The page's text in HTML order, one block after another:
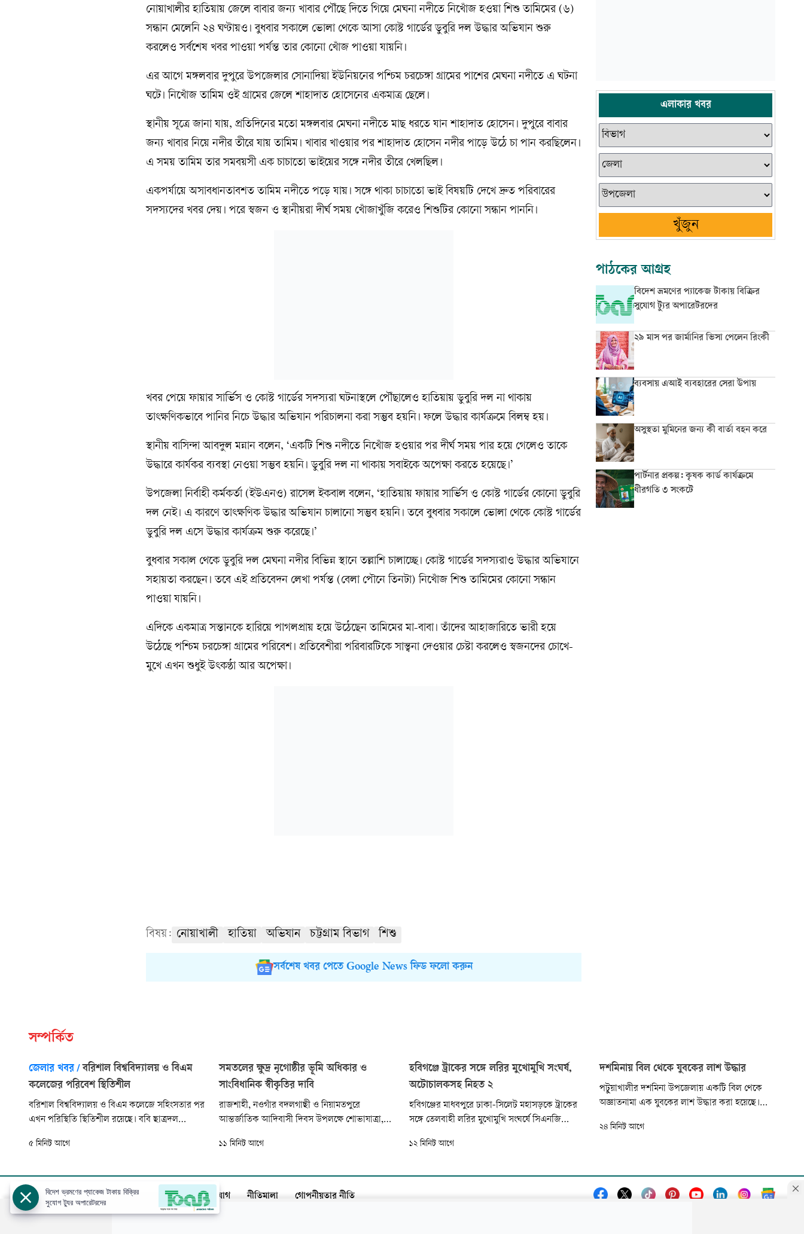
নোয়াখালীর হাতিয়ায় জেলে বাবার জন্য খাবার পৌঁছে দিতে গিয়ে মেঘনা নদীতে নিখোঁজ হওয়া শিশু তামিমের (৬)
সন্ধান মেলেনি ২৪ ঘণ্টায়ও। বুধবার সকালে ভোলা থেকে আসা কোস্ট গার্ডের ডুবুরি দল উদ্ধার অভিযান শুরু
করলেও সর্বশেষ খবর পাওয়া পর্যন্ত তার কোনো খোঁজ পাওয়া যায়নি।
এর আগে মঙ্গলবার দুপুরে উপজেলার সোনাদিয়া ইউনিয়নের পশ্চিম চরচেঙ্গা গ্রামের পাশের মেঘনা নদীতে এ ঘটনা
ঘটে। নিখোঁজ তামিম ওই গ্রামের জেলে শাহাদাত হোসেনের একমাত্র ছেলে।
স্থানীয় সূত্রে জানা যায়, প্রতিদিনের মতো মঙ্গলবার মেঘনা নদীতে মাছ ধরতে যান শাহাদাত হোসেন। দুপুরে বাবার
জন্য খাবার নিয়ে নদীর তীরে যায় তামিম। খাবার খাওয়ার পর শাহাদাত হোসেন নদীর পাড়ে উঠে চা পান করছিলেন।
এ সময় তামিম তার সমবয়সী এক চাচাতো ভাইয়ের সঙ্গে নদীর তীরে খেলছিল।
একপর্যায়ে অসাবধানতাবশত তামিম নদীতে পড়ে যায়। সঙ্গে থাকা চাচাতো ভাই বিষয়টি দেখে দ্রুত পরিবারের
সদস্যদের খবর দেয়। পরে স্বজন ও স্থানীয়রা দীর্ঘ সময় খোঁজাখুঁজি করেও শিশুটির কোনো সন্ধান পাননি।
খবর পেয়ে ফায়ার সার্ভিস ও কোস্ট গার্ডের সদস্যরা ঘটনাস্থলে পৌঁছালেও হাতিয়ায় ডুবুরি দল না থাকায়
তাৎক্ষণিকভাবে পানির নিচে উদ্ধার অভিযান পরিচালনা করা সম্ভব হয়নি। ফলে উদ্ধার কার্যক্রমে বিলম্ব হয়।
স্থানীয় বাসিন্দা আবদুল মন্নান বলেন, ‘একটি শিশু নদীতে নিখোঁজ হওয়ার পর দীর্ঘ সময় পার হয়ে গেলেও তাকে
উদ্ধারে কার্যকর ব্যবস্থা নেওয়া সম্ভব হয়নি। ডুবুরি দল না থাকায় সবাইকে অপেক্ষা করতে হয়েছে।’
উপজেলা নির্বাহী কর্মকর্তা (ইউএনও) রাসেল ইকবাল বলেন, ‘হাতিয়ায় ফায়ার সার্ভিস ও কোস্ট গার্ডের কোনো ডুবুরি
দল নেই। এ কারণে তাৎক্ষণিক উদ্ধার অভিযান চালানো সম্ভব হয়নি। তবে বুধবার সকালে ভোলা থেকে কোস্ট গার্ডের
ডুবুরি দল এসে উদ্ধার কার্যক্রম শুরু করেছে।’
বুধবার সকাল থেকে ডুবুরি দল মেঘনা নদীর বিভিন্ন স্থানে তল্লাশি চালাচ্ছে। কোস্ট গার্ডের সদস্যরাও উদ্ধার অভিযানে
সহায়তা করছেন। তবে এই প্রতিবেদন লেখা পর্যন্ত (বেলা পৌনে তিনটা) নিখোঁজ শিশু তামিমের কোনো সন্ধান
পাওয়া যায়নি।
এদিকে একমাত্র সন্তানকে হারিয়ে পাগলপ্রায় হয়ে উঠেছেন তামিমের মা-বাবা। তাঁদের আহাজারিতে ভারী হয়ে
উঠেছে পশ্চিম চরচেঙ্গা গ্রামের পরিবেশ। প্রতিবেশীরা পরিবারটিকে সান্ত্বনা দেওয়ার চেষ্টা করলেও স্বজনদের চোখে-
মুখে এখন শুধুই উৎকণ্ঠা আর অপেক্ষা।
বিষয়: নোয়াখালী হাতিয়া অভিযান চট্টগ্রাম বিভাগ শিশু
সর্বশেষ খবর পেতে Google News ফিড ফলো করুন
এলাকার খবর
খুঁজুন
পাঠকের আগ্রহ
বিদেশ ভ্রমণের প্যাকেজ টাকায় বিক্রির
সুযোগ ট্যুর অপারেটরদের
২৯ মাস পর জার্মানির ভিসা পেলেন রিংকী
ব্যবসায় এআই ব্যবহারের সেরা উপায়
অসুস্থতা মুমিনের জন্য কী বার্তা বহন করে
পার্টনার প্রকল্প: কৃষক কার্ড কার্যক্রমে
ধীরগতি ৩ সংকটে
সম্পর্কিত
জেলার খবর/ বরিশাল বিশ্ববিদ্যালয় ও বিএম
কলেজের পরিবেশ স্থিতিশীল
বরিশাল বিশ্ববিদ্যালয় ও বিএম কলেজে সহিংসতার পর
এখন পরিস্থিতি স্থিতিশীল রয়েছে। ববি ছাত্রদল
কলেজে ছাত্রদল-ছাত্রশিবির সমঝোতা হয়েছে।
৫ মিনিট আগে
সমতলের ক্ষুদ্র নৃগোষ্ঠীর ভূমি অধিকার ও
সাংবিধানিক স্বীকৃতির দাবি
রাজশাহী, নওগাঁর বদলগাছী ও নিয়ামতপুরে
আন্তর্জাতিক আদিবাসী দিবস উপলক্ষে শোভাযাত্রা,
আদিবাসীদের সাংবিধানিক স্বীকৃতি, ভূমি অধিকার,
পৃথক মন্ত্রণালয়সহ বিভিন্ন দাবি তুলে ধরা হয়।
১১ মিনিট আগে
হবিগঞ্জে ট্রাকের সঙ্গে লরির মুখোমুখি সংঘর্ষ,
অটোচালকসহ নিহত ২
হবিগঞ্জের মাধবপুরে ঢাকা-সিলেট মহাসড়কে ট্রাকের
সঙ্গে তেলবাহী লরির মুখোমুখি সংঘর্ষে সিএনজি
মহাসড়কে কিছু সময় যান চলাচলে বিঘ্ন ঘটে। আজ
বেজুড়া এলাকায় এ মর্মান্তিক দুর্ঘটনা ঘটে।
১২ মিনিট আগে
দশমিনায় বিল থেকে যুবকের লাশ উদ্ধার
পটুয়াখালীর দশমিনা উপজেলায় একটি বিল থেকে
অজ্ঞাতনামা এক যুবকের লাশ উদ্ধার করা হয়েছে।
ইউনিয়নের কাটাখালী এলাকায় তেঁতুলিয়া নদীতীরবর্তী
২৪ মিনিট আগে
আজকের পত্রিকা বিজ্ঞাপন সার্কুলেশন যোগাযোগ নীতিমালা গোপনীয়তার নীতি
বিদেশ ভ্রমণের প্যাকেজ টাকায় বিক্রির
সুযোগ ট্যুর অপারেটরদের